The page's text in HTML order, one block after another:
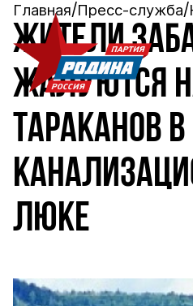
Главная Пресс-служба
ЖИТЕЛИ
ЖАЛУЮТСЯ
ТАРАКАНОВ В
ЛЮКЕ